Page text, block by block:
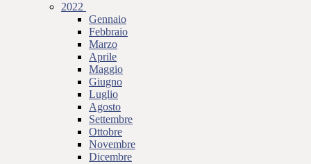
2022
Gennaio
Febbraio
Marzo
Aprile
Maggio
Giugno
Luglio
Agosto
Settembre
Ottobre
Novembre
Dicembre